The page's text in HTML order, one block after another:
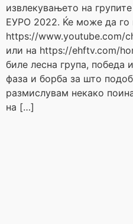
извлекувањето на
ЕУРО 2022. Ќе може да го
https://www.youtube.com/
или на https://ehftv.com/
биле лесна група, победа
фаза и борба за што
размислувам некако
на […]